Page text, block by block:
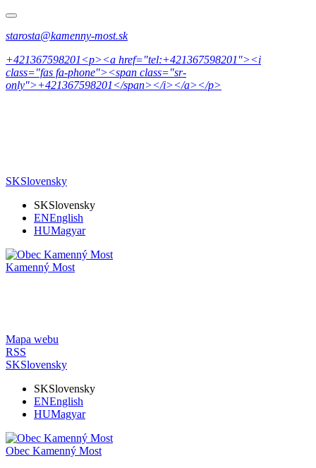
starosta@kamenny-most.sk
+421367598201<p><a href="tel:+421367598201"><i
class="fas fa-phone"><span class="sr-
only">+421367598201</span></i></a></p>
SKSlovensky
SKSlovensky
ENEnglish
HUMagyar
Kamenný Most
Mapa webu
RSS
SKSlovensky
SKSlovensky
ENEnglish
HUMagyar
Obec Kamenný Most